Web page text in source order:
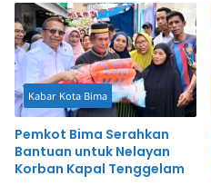
Kabar Kota Bima
Pemkot Bima Serahkan
Bantuan untuk Nelayan
Korban Kapal Tenggelam